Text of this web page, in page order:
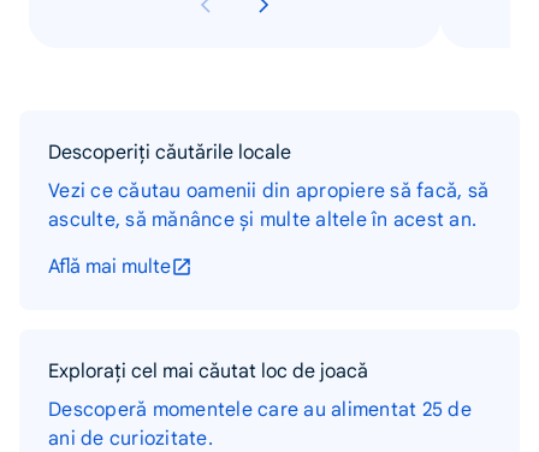
Descoperiți căutările locale
Vezi ce căutau oamenii din apropiere să facă, să
asculte, să mănânce și multe altele în acest an.
Află mai multe
Explorați cel mai căutat loc de joacă
Descoperă momentele care au alimentat 25 de
ani de curiozitate.